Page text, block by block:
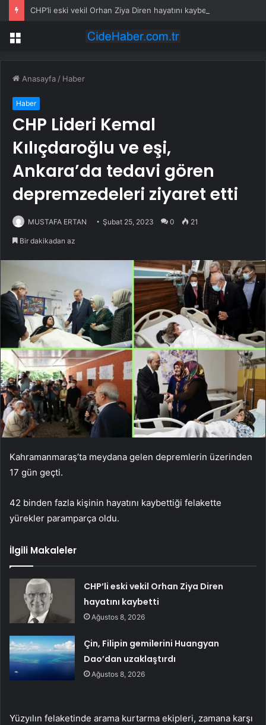
CHP’li eski vekil Orhan Ziya Diren hayatını kaybetti
Menü
Anasayfa / Haber
Haber
CHP Lideri Kemal
Kılıçdaroğlu ve eşi,
Ankara’da tedavi gören
depremzedeleri ziyaret etti
MUSTAFA ERTAN Şubat 25, 2023 0 21
Bir dakikadan az
Kahramanmaraş’ta meydana gelen depremlerin üzerinden
17 gün geçti.
42 binden fazla kişinin hayatını kaybettiği felakette
yürekler paramparça oldu.
İlgili Makaleler
CHP’li eski vekil Orhan Ziya Diren
hayatını kaybetti
Ağustos 8, 2026
Çin, Filipin gemilerini Huangyan
Dao’dan uzaklaştırdı
Ağustos 8, 2026
Yüzyılın felaketinde arama kurtarma ekipleri, zamana karşı